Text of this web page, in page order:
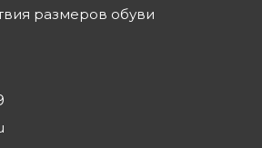
размеров обуви